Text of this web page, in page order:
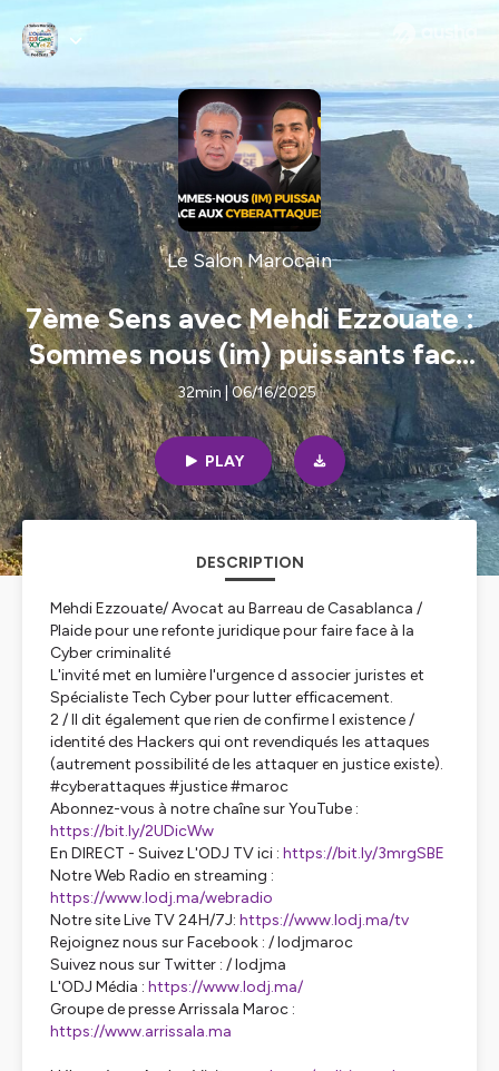
Le Salon Marocain
7ème Sens avec Mehdi Ezzouate :
Sommes nous (im) puissants face
aux Cyberattaques ?
32min | 06/16/2025
PLAY
DESCRIPTION
Mehdi Ezzouate/ Avocat au Barreau de Casablanca /
Plaide pour une refonte juridique pour faire face à la
Cyber criminalité
L'invité met en lumière l'urgence d associer juristes et
Spécialiste Tech Cyber pour lutter efficacement.
2 / Il dit également que rien de confirme l existence /
identité des Hackers qui ont revendiqués les attaques
(autrement possibilité de les attaquer en justice existe).
#cyberattaques #justice #maroc
Abonnez-vous à notre chaîne sur YouTube :
https://bit.ly/2UDicWw
En DIRECT - Suivez L'ODJ TV ici : https://bit.ly/3mrgSBE
Notre Web Radio en streaming :
https://www.lodj.ma/webradio
Notre site Live TV 24H/7J: https://www.lodj.ma/tv
Rejoignez nous sur Facebook : / lodjmaroc
Suivez nous sur Twitter : / lodjma
L'ODJ Média : https://www.lodj.ma/
Groupe de presse Arrissala Maroc :
https://www.arrissala.ma